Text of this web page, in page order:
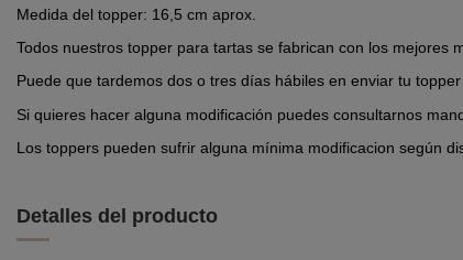
Medida del topper: 16,5 cm aprox.
Todos nuestros topper para tartas se fabrican con los mejores
Puede que tardemos dos o tres días hábiles en enviar tu
Si quieres hacer alguna modificación puedes consultarnos
Los toppers pueden sufrir alguna mínima modificacion según
Detalles del producto